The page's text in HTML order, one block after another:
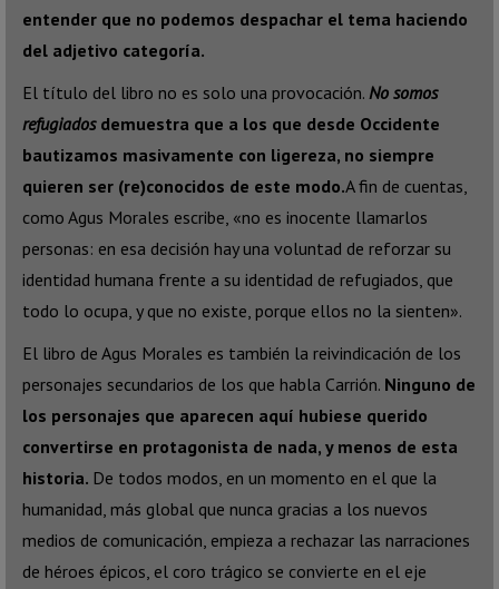
entender que no podemos despachar el tema haciendo
del adjetivo categoría.
El título del libro no es solo una provocación. No somos
refugiadosdemuestra que a los que desde Occidente
bautizamos masivamente con ligereza, no siempre
quieren ser (re)conocidos de este modo.A fin de cuentas,
como Agus Morales escribe, «no es inocente llamarlos
personas: en esa decisión hay una voluntad de reforzar su
identidad humana frente a su identidad de refugiados, que
todo lo ocupa, y que no existe, porque ellos no la sienten».
El libro de Agus Morales es también la reivindicación de los
personajes secundarios de los que habla Carrión. Ninguno de
los personajes que aparecen aquí hubiese querido
convertirse en protagonista de nada, y menos de esta
historia. De todos modos, en un momento en el que la
humanidad, más global que nunca gracias a los nuevos
medios de comunicación, empieza a rechazar las narraciones
de héroes épicos, el coro trágico se convierte en el eje